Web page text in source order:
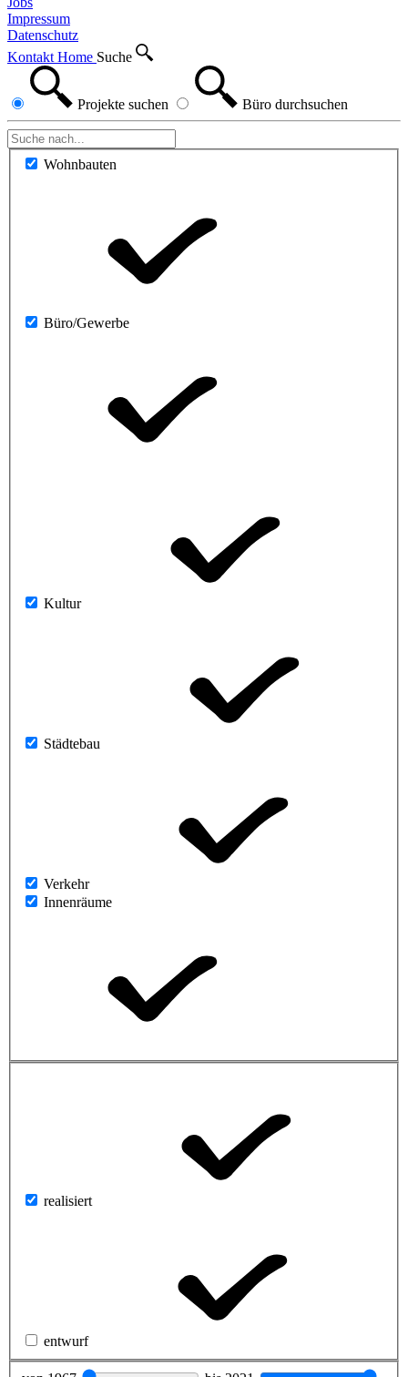
Impressum
Datenschutz
Kontakt Home Suche
Projekte suchen Büro durchsuchen
Wohnbauten
Büro/Gewerbe
Kultur
Städtebau
Verkehr
Innenräume
realisiert
entwurf